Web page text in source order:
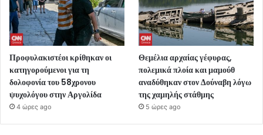
Προφυλακιστέοι κρίθηκαν οι
κατηγορούμενοι για τη
δολοφονία του 58χρονου
ψυχολόγου στην Αργολίδα
4 ώρες ago
Θεμέλια αρχαίας γέφυρας,
πολεμικά πλοία και μαμούθ
αναδύθηκαν στον Δούναβη λόγω
της χαμηλής στάθμης
5 ώρες ago